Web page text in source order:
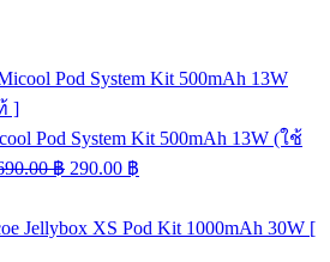
Pod System Kit 500mAh 13W (ใช้
฿ 290.00 ฿